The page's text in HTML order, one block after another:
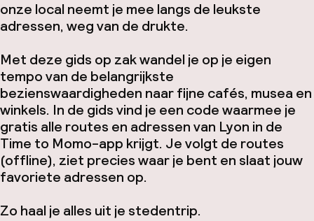
onze local neemt je mee langs de leukste
adressen, weg van de drukte.
Met deze gids op zak wandel je op je eigen
tempo van de belangrijkste
bezienswaardigheden naar fijne cafés, musea en
winkels. In de gids vind je een code waarmee je
gratis alle routes en adressen van Lyon in de
Time to Momo-app krijgt. Je volgt de routes
(offline), ziet precies waar je bent en slaat jouw
favoriete adressen op.
Zo haal je alles uit je stedentrip.